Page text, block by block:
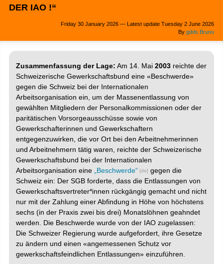
DER IAO !“
Friday 30 January 2026 — Latest update Tuesday 2 June 2026
By gdds Bruno
Zusammenfassung der Lage: Am 14. Mai 2003reichte der
Schweizerische Gewerkschaftsbund eine «Beschwerde»
gegen die Schweiz bei der Internationalen
Arbeitsorganisation ein, um der Massenentlassung von
gewählten Mitgliedern der Personalkommissionen oder der
paritätischen Vorsorgeausschüsse sowie von
Gewerkschafterinnen und Gewerkschaftern
entgegenzuwirken, die vor Ort bei den Arbeitnehmerinnen
und Arbeitnehmern tätig waren, reichte der Schweizerische
Gewerkschaftsbund bei der Internationalen
Arbeitsorganisation eine „Beschwerde“
gegen die
Schweiz ein: Der SGB forderte, dass die Entlassungen von
Gewerkschaftsvertreter*innen rückgängig gemacht und nicht
nur mit der Zahlung einer Abfindung in Höhe von höchstens
sechs (in der Praxis zwei bis drei) Monatslöhnen geahndet
werden. Die Beschwerde wurde von der IAO zugelassen:
Die Schweizer Regierung wurde aufgefordert, ihre Gesetze
zu ändern und einen «angemessenen Schutz vor
gewerkschaftsfeindlichen Entlassungen» einzuführen.